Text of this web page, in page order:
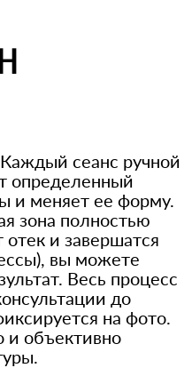
сеанс ручной
определенный
и меняет ее форму.
зона полностью
отек и завершатся
вы можете
Весь процесс
до
на фото.
и объективно